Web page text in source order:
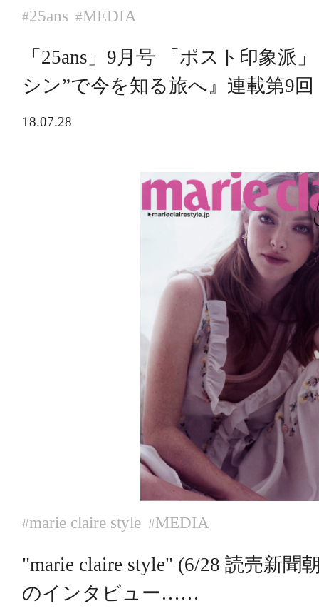
#25ans #MEDIA
「25ans」9月号 「ポスト印象派
シン”で今を知る旅へ』連載第9回
18.07.28
#marie claire style #MEDIA
"marie claire style" (6/28 読売新聞
のインタビュー……